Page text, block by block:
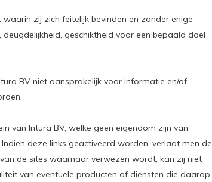
zij zich feitelijk bevinden en zonder enige
geschiktheid voor een bepaald doel
BV niet aansprakelijk voor informatie en/of
van Intura BV, welke geen eigendom zijn van
deze links geactiveerd worden, verlaat men de
de sites waarnaar verwezen wordt, kan zij niet
van eventuele producten of diensten die daarop